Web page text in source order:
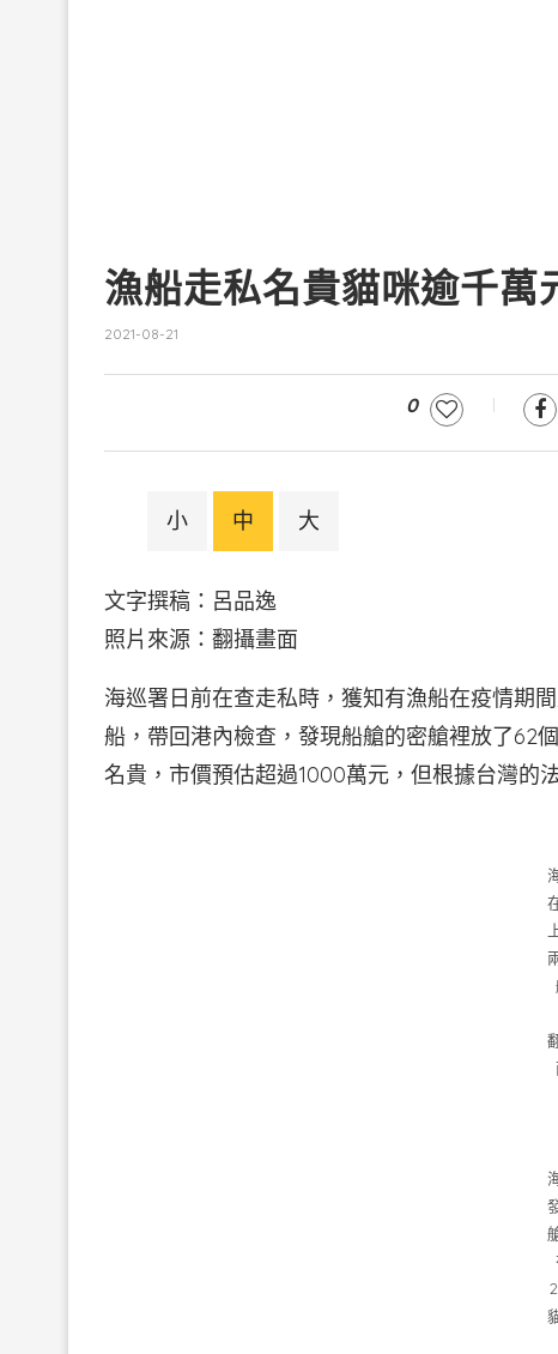
漁船走私名貴貓咪逾千
2021-08-21
0
小 中 大
文字撰稿：呂品逸
照片來源：翻攝畫面
海巡署日前在查走私時，獲知有漁船在疫情期
船，帶回港內檢查，發現船艙的密艙裡放了62
名貴，市價預估超過1000萬元，但根據台灣的